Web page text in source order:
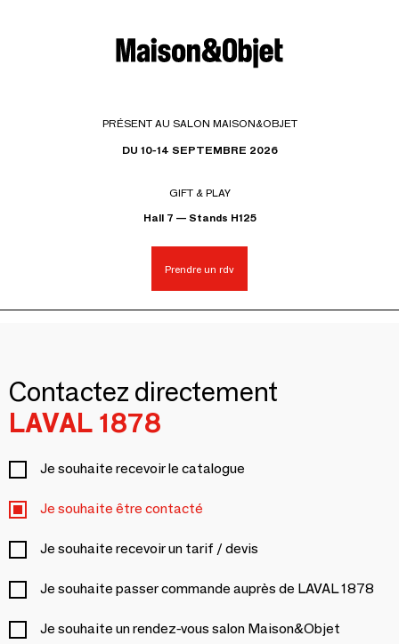
PRÉSENT AU SALON MAISON&OBJET
DU 10-14 SEPTEMBRE 2026
GIFT & PLAY
Hall 7 — Stands H125
Prendre un rdv
Contactez directement
LAVAL 1878
Je souhaite recevoir le catalogue
Je souhaite être contacté
Je souhaite recevoir un tarif / devis
Je souhaite passer commande auprès de LAVAL 1878
Je souhaite un rendez-vous salon Maison&Objet